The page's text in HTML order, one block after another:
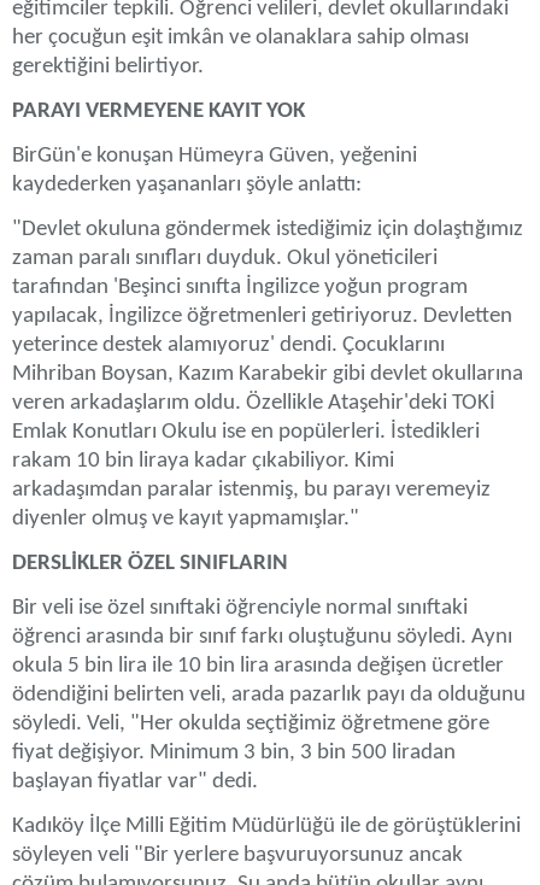
eğitimciler tepkili. Öğrenci velileri, devlet okullarındaki
her çocuğun eşit imkân ve olanaklara sahip olması
gerektiğini belirtiyor.
PARAYI VERMEYENE KAYIT YOK
BirGün'e konuşan Hümeyra Güven, yeğenini
kaydederken yaşananları şöyle anlattı:
"Devlet okuluna göndermek istediğimiz için dolaştığımız
zaman paralı sınıfları duyduk. Okul yöneticileri
tarafından 'Beşinci sınıfta İngilizce yoğun program
yapılacak, İngilizce öğretmenleri getiriyoruz. Devletten
yeterince destek alamıyoruz' dendi. Çocuklarını
Mihriban Boysan, Kazım Karabekir gibi devlet okullarına
veren arkadaşlarım oldu. Özellikle Ataşehir'deki TOKİ
Emlak Konutları Okulu ise en popülerleri. İstedikleri
rakam 10 bin liraya kadar çıkabiliyor. Kimi
arkadaşımdan paralar istenmiş, bu parayı veremeyiz
diyenler olmuş ve kayıt yapmamışlar."
DERSLİKLER ÖZEL SINIFLARIN
Bir veli ise özel sınıftaki öğrenciyle normal sınıftaki
öğrenci arasında bir sınıf farkı oluştuğunu söyledi. Aynı
okula 5 bin lira ile 10 bin lira arasında değişen ücretler
ödendiğini belirten veli, arada pazarlık payı da olduğunu
söyledi. Veli, "Her okulda seçtiğimiz öğretmene göre
fiyat değişiyor. Minimum 3 bin, 3 bin 500 liradan
başlayan fiyatlar var" dedi.
Kadıköy İlçe Milli Eğitim Müdürlüğü ile de görüştüklerini
söyleyen veli "Bir yerlere başvuruyorsunuz ancak